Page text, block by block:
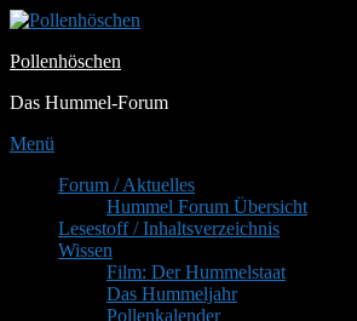
Zum
springen
Pollenhöschen
Das Hummel-Forum
Menü
PrimäresForum / Aktuelles
Hummel Forum Übersicht
Lesestoff / Inhaltsverzeichnis
Wissen
Film: Der Hummelstaat
Das Hummeljahr
Pollenkalender